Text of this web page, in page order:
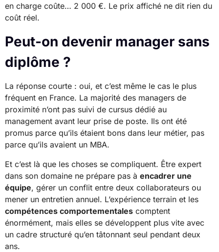
en charge coûte… 2 000 €. Le prix affiché ne dit rien du
coût réel.
Peut-on devenir manager sans
diplôme ?
La réponse courte : oui, et c’est même le cas le plus
fréquent en France. La majorité des managers de
proximité n’ont pas suivi de cursus dédié au
management avant leur prise de poste. Ils ont été
promus parce qu’ils étaient bons dans leur métier, pas
parce qu’ils avaient un MBA.
Et c’est là que les choses se compliquent. Être expert
dans son domaine ne prépare pas à encadrer une
équipe, gérer un conflit entre deux collaborateurs ou
mener un entretien annuel. L’expérience terrain et les
compétences comportementales comptent
énormément, mais elles se développent plus vite avec
un cadre structuré qu’en tâtonnant seul pendant deux
ans.